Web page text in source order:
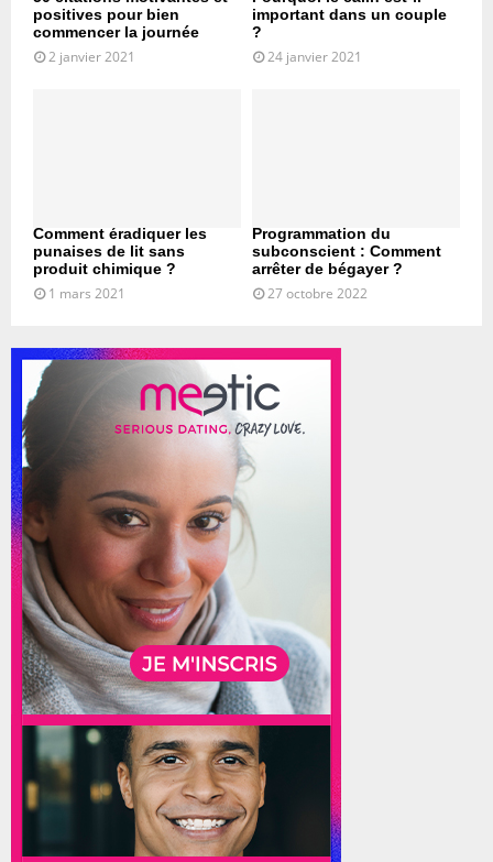
positives pour bien
commencer la journée
2 janvier 2021
important dans un couple
?
24 janvier 2021
Comment éradiquer les
punaises de lit sans
produit chimique ?
1 mars 2021
Programmation du
subconscient : Comment
arrêter de bégayer ?
27 octobre 2022